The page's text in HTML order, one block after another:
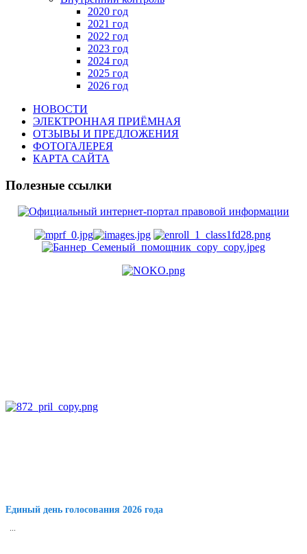
2020 год
2021 год
2022 год
2023 год
2024 год
2025 год
2026 год
НОВОСТИ
ЭЛЕКТРОННАЯ ПРИЁМНАЯ
ОТЗЫВЫ И ПРЕДЛОЖЕНИЯ
ФОТОГАЛЕРЕЯ
КАРТА САЙТА
Полезные ссылки
Единый день голосования 2026 года
...